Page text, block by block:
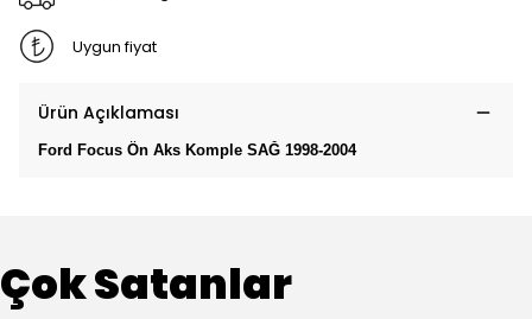
Uygun fiyat
Ürün Açıklaması
Ford Focus Ön Aks Komple SAĞ 1998-2004
Çok Satanlar